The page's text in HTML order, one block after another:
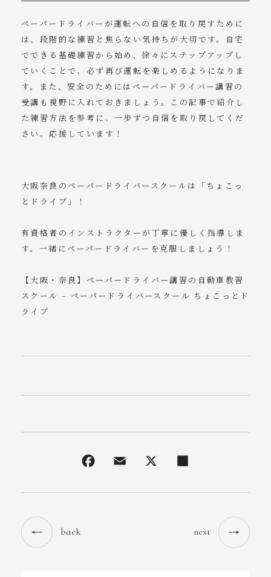
ペーパードライバーが運転への自信を取り戻すために
は、段階的な練習と焦らない気持ちが大切です。自宅
でできる基礎練習から始め、徐々にステップアップし
ていくことで、必ず再び運転を楽しめるようになりま
す。また、安全のためにはペーパードライバー講習の
受講も視野に入れておきましょう。この記事で紹介し
た練習方法を参考に、一歩ずつ自信を取り戻してくだ
さい。応援しています！
大阪奈良のペーパードライバースクールは「ちょこっ
とドライブ」！
有資格者のインストラクターが丁寧に優しく指導しま
す。一緒にペーパードライバーを克服しましょう！
【大阪・奈良】ペーパードライバー講習の自動車教習
スクール – ペーパードライバースクール ちょこっとド
ライブ
back next